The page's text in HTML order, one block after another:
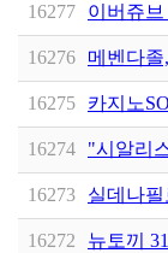
16277 이버쥬
16276 메벤다
16275 카­지노
16274 "시알리
16273 실데나
16272 뉴토끼